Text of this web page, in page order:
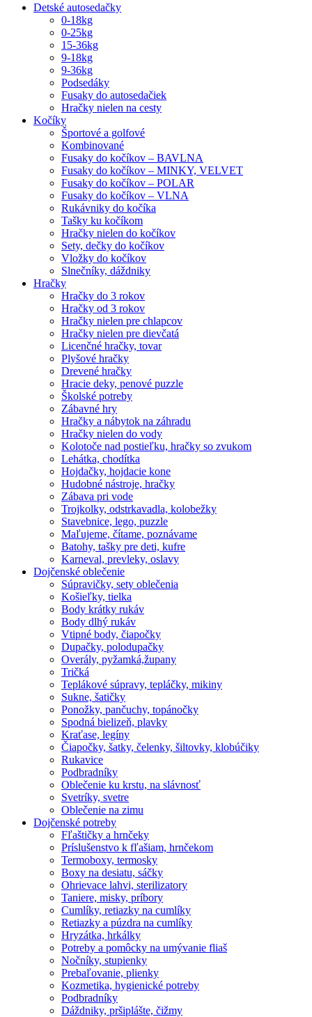
Detské autosedačky
0-18kg
0-25kg
15-36kg
9-18kg
9-36kg
Podsedáky
Fusaky do autosedačiek
Hračky nielen na cesty
Kočíky
Športové a golfové
Kombinované
Fusaky do kočíkov – BAVLNA
Fusaky do kočíkov – MINKY, VELVET
Fusaky do kočíkov – POLAR
Fusaky do kočíkov – VLNA
Rukávniky do kočíka
Tašky ku kočíkom
Hračky nielen do kočíkov
Sety, dečky do kočíkov
Vložky do kočíkov
Slnečníky, dáždniky
Hračky
Hračky do 3 rokov
Hračky od 3 rokov
Hračky nielen pre chlapcov
Hračky nielen pre dievčatá
Licenčné hračky, tovar
Plyšové hračky
Drevené hračky
Hracie deky, penové puzzle
Školské potreby
Zábavné hry
Hračky a nábytok na záhradu
Hračky nielen do vody
Kolotoče nad postieľku, hračky so zvukom
Lehátka, chodítka
Hojdačky, hojdacie kone
Hudobné nástroje, hračky
Zábava pri vode
Trojkolky, odstrkavadla, kolobežky
Stavebnice, lego, puzzle
Maľujeme, čítame, poznávame
Batohy, tašky pre deti, kufre
Karneval, prevleky, oslavy
Dojčenské oblečenie
Súpravičky, sety oblečenia
Košieľky, tielka
Body krátky rukáv
Body dlhý rukáv
Vtipné body, čiapočky
Dupačky, polodupačky
Overály, pyžamká,župany
Tričká
Teplákové súpravy, tepláčky, mikiny
Sukne, šatičky
Ponožky, pančuchy, topánočky
Spodná bielizeň, plavky
Kraťase, legíny
Čiapočky, šatky, čelenky, šiltovky, klobúčiky
Rukavice
Podbradníky
Oblečenie ku krstu, na slávnosť
Svetríky, svetre
Oblečenie na zimu
Dojčenské potreby
Fľaštičky a hrnčeky
Príslušenstvo k fľašiam, hrnčekom
Termoboxy, termosky
Boxy na desiatu, sáčky
Ohrievace lahvi, sterilizatory
Taniere, misky, príbory
Cumlíky, retiazky na cumlíky
Retiazky a púzdra na cumlíky
Hryzátka, hrkálky
Potreby a pomôcky na umývanie fliaš
Nočníky, stupienky
Prebaľovanie, plienky
Kozmetika, hygienické potreby
Podbradníky
Dáždniky, pršiplášte, čižmy